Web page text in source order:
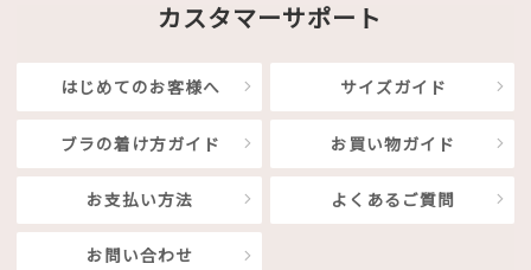
カスタマーサポート
はじめてのお客様へ サイズガイド
ブラの着け方ガイド お買い物ガイド
お支払い方法 よくあるご質問
お問い合わせ